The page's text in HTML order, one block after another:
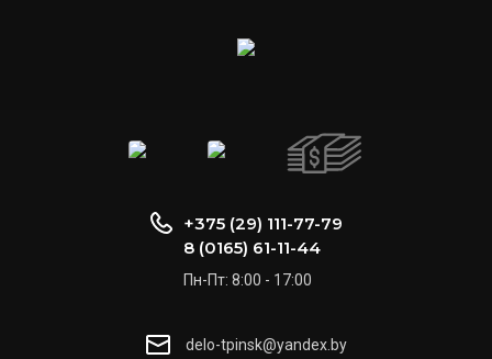
+375 (29) 111-77-79
8 (0165) 61-11-44
Пн-Пт: 8:00 - 17:00
delo-tpinsk@yandex.by